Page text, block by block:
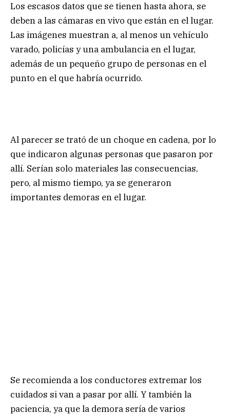
Los escasos datos que se tienen hasta ahora, se
deben a las cámaras en vivo que están en el lugar.
Las imágenes muestran a, al menos un vehículo
varado, policías y una ambulancia en el lugar,
además de un pequeño grupo de personas en el
punto en el que habría ocurrido.
Al parecer se trató de un choque en cadena, por lo
que indicaron algunas personas que pasaron por
allí. Serían solo materiales las consecuencias,
pero, al mismo tiempo, ya se generaron
importantes demoras en el lugar.
Se recomienda a los conductores extremar los
cuidados si van a pasar por allí. Y también la
paciencia, ya que la demora sería de varios